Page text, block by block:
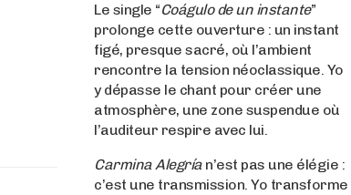
Le single “Coágulo de un instante”
prolonge cette ouverture : un instant
figé, presque sacré, où l’ambient
rencontre la tension néoclassique. Yo
y dépasse le chant pour créer une
atmosphère, une zone suspendue où
l’auditeur respire avec lui.
Carmina Alegrían’est pas une élégie :
c’est une transmission. Yo transforme